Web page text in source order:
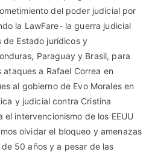
del poder judicial por
la LawFare- la guerra judicial
de Estado jurídicos y
Paraguay y Brasil, para
a Rafael Correa en
al gobierno de Evo Morales en
y judicial contra Cristina
el intervencionismo de los EEUU
olvidar el bloqueo y amenazas
50 años y a pesar de las